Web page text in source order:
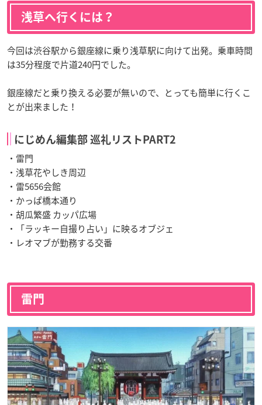
浅草へ行くには？
今回は渋谷駅から銀座線に乗り浅草駅に向けて出発。乗車時間
は35分程度で片道240円でした。
銀座線だと乗り換える必要が無いので、とっても簡単に行くこ
とが出来ました！
にじめん編集部 巡礼リストPART2
・雷門
・浅草花やしき周辺
・雷5656会館
・ かっぱ橋本通り
・胡瓜繁盛 カッパ広場
・「ラッキー自撮り占い」に映るオブジェ
・レオマブが勤務する交番
雷門